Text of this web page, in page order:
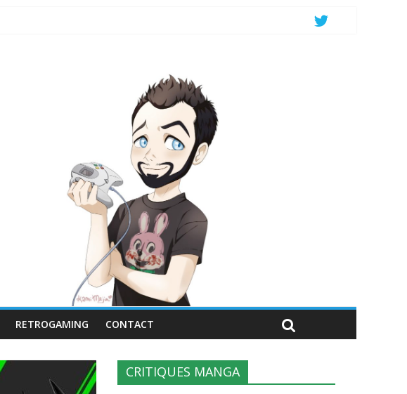
RETROGAMING CONTACT
CRITIQUES MANGA